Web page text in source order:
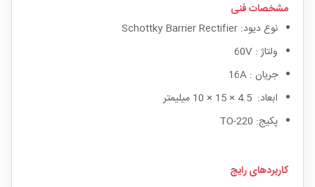
مشخصات فنی
نوع دیود: Schottky Barrier Rectifier
ولتاژ : 60V
جریان : 16A
ابعاد: 4.5 × 15 × 10 میلیمتر
پکیج: TO-220
کاربردهای رایج